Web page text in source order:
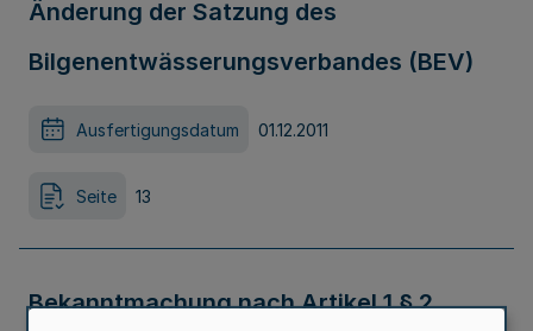
Änderung der Satzung des
Bilgenentwässerungsverbandes (BEV)
Ausfertigungsdatum 01.12.2011
Seite 13
Bekanntmachung nach Artikel 1 § 2